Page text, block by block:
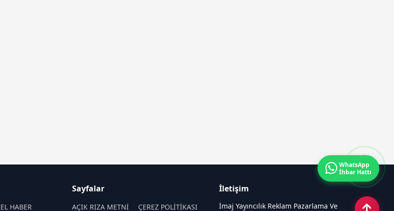
HABER
Sayfalar
AÇIK RIZA METNİ ÇEREZ POLİTİKASI
İletişim
İmaj Yayıncılık Reklam Pazarlama Ve
WhatsApp
İhbar Hattı